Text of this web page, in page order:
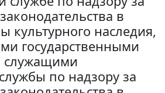
в
культурного наследия,
государственными
служащими
по надзору за